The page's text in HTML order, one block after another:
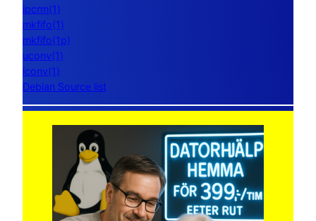
ipcrm(1)
mkfifo(1)
mkfifo(1p)
uconv(1)
iconv(1)
Debian Source list